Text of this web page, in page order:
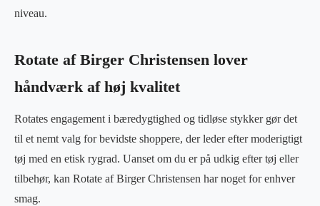
niveau.
Rotate af Birger Christensen lover
håndværk af høj kvalitet
Rotates engagement i bæredygtighed og tidløse stykker gør det
til et nemt valg for bevidste shoppere, der leder efter moderigtigt
tøj med en etisk rygrad. Uanset om du er på udkig efter tøj eller
tilbehør, kan Rotate af Birger Christensen har noget for enhver
smag.